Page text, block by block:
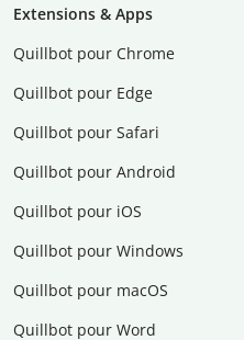
Extensions & Apps
Quillbot pour Chrome
Quillbot pour Edge
Quillbot pour Safari
Quillbot pour Android
Quillbot pour iOS
Quillbot pour Windows
Quillbot pour macOS
Quillbot pour Word